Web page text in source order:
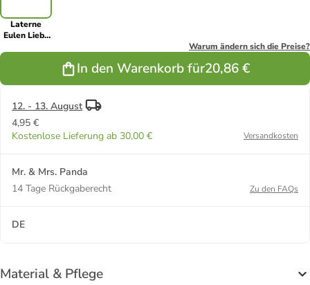
Laterne
Eulen Liebe
Warum ändern sich die Preise?
In den Warenkorb für20,86 €
12. - 13. August
4,95 €
Kostenlose Lieferung ab 30,00 €
Versandkosten
Mr. & Mrs. Panda
14 Tage Rückgaberecht
Zu den FAQs
DE
Material & Pflege